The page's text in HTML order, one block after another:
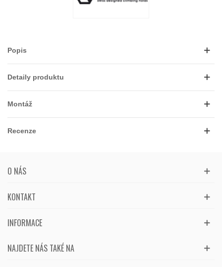
Popis
Detaily produktu
Montáž
Recenze
O NÁS
KONTAKT
NAJDETE NÁS TAKÉ NA
INFORMACE